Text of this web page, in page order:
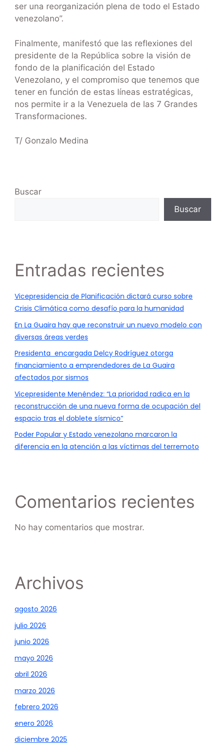
ser una reorganización plena de todo el Estado
venezolano”.
Finalmente, manifestó que las reflexiones del
presidente de la República sobre la visión de
fondo de la planificación del Estado
Venezolano, y el compromiso que tenemos que
tener en función de estas líneas estratégicas,
nos permite ir a la Venezuela de las 7 Grandes
Transformaciones.
T/ Gonzalo Medina
Buscar
Buscar
Entradas recientes
Vicepresidencia de Planificación dictará curso sobre
Crisis Climática como desafío para la humanidad
En La Guaira hay que reconstruir un nuevo modelo con
diversas áreas verdes
Presidenta encargada Delcy Rodríguez otorga
financiamiento a emprendedores de La Guaira
afectados por sismos
Vicepresidente Menéndez: “La prioridad radica en la
reconstrucción de una nueva forma de ocupación del
espacio tras el doblete sísmico”
Poder Popular y Estado venezolano marcaron la
diferencia en la atención a las víctimas del terremoto
Comentarios recientes
No hay comentarios que mostrar.
Archivos
agosto 2026
julio 2026
junio 2026
mayo 2026
abril 2026
marzo 2026
febrero 2026
enero 2026
diciembre 2025